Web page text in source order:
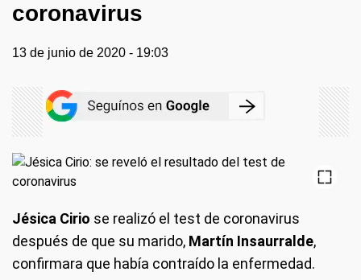
coronavirus
13 de junio de 2020 - 19:03
Jésica Cirio se realizó el test de coronavirus
después de que su marido, Martín Insaurralde,
confirmara que había contraído la enfermedad.